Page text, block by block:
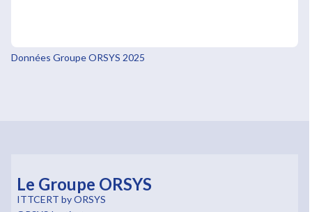
Données Groupe ORSYS 2025
Le Groupe ORSYS
ITTCERT by ORSYS